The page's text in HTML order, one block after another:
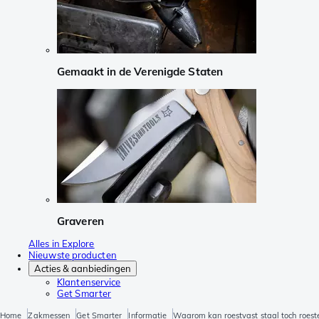
Gemaakt in de Verenigde Staten
Graveren
Alles in Explore
Nieuwste producten
Acties & aanbiedingen
Klantenservice
Get Smarter
Home Zakmessen Get Smarter Informatie Waarom kan roestvast staal toch